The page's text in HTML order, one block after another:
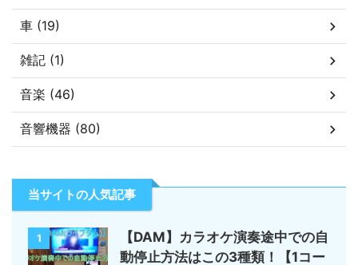
車 (19)
雑記 (1)
音楽 (46)
音響機器 (80)
当サイトの人気記事
1
【DAM】カラオケ演奏途中での自
動停止方法はこの3種類！【1コー